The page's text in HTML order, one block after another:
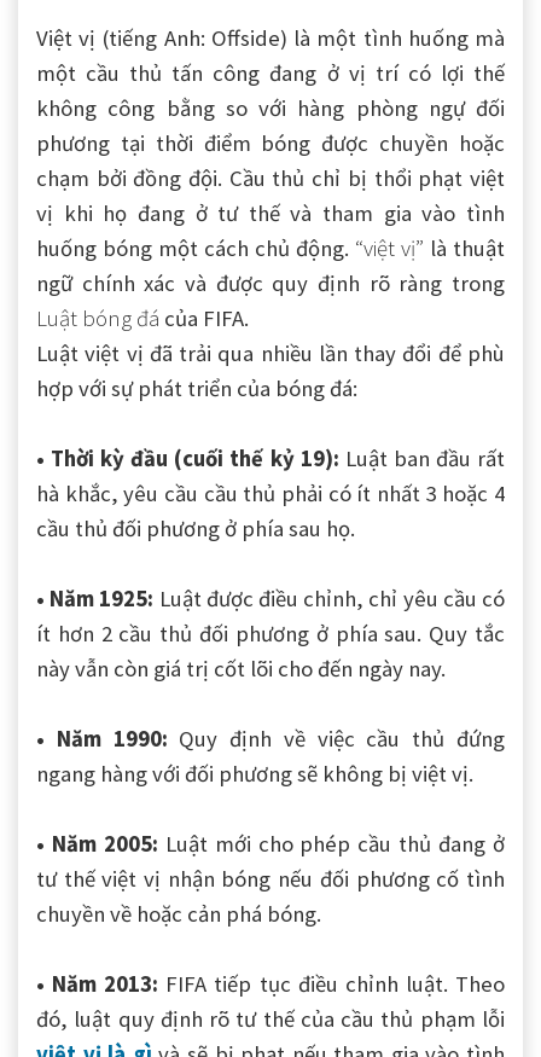
Việt vị (tiếng Anh: Offside) là một tình huống mà
một cầu thủ tấn công đang ở vị trí có lợi thế
không công bằng so với hàng phòng ngự đối
phương tại thời điểm bóng được chuyền hoặc
chạm bởi đồng đội. Cầu thủ chỉ bị thổi phạt việt
vị khi họ đang ở tư thế và tham gia vào tình
huống bóng một cách chủ động. “việt vị” là thuật
ngữ chính xác và được quy định rõ ràng trong
Luật bóng đá của FIFA.
Luật việt vị đã trải qua nhiều lần thay đổi để phù
hợp với sự phát triển của bóng đá:
• Thời kỳ đầu (cuối thế kỷ 19): Luật ban đầu rất
hà khắc, yêu cầu cầu thủ phải có ít nhất 3 hoặc 4
cầu thủ đối phương ở phía sau họ.
• Năm 1925: Luật được điều chỉnh, chỉ yêu cầu có
ít hơn 2 cầu thủ đối phương ở phía sau. Quy tắc
này vẫn còn giá trị cốt lõi cho đến ngày nay.
• Năm 1990: Quy định về việc cầu thủ đứng
ngang hàng với đối phương sẽ không bị việt vị.
• Năm 2005: Luật mới cho phép cầu thủ đang ở
tư thế việt vị nhận bóng nếu đối phương cố tình
chuyền về hoặc cản phá bóng.
• Năm 2013: FIFA tiếp tục điều chỉnh luật. Theo
đó, luật quy định rõ tư thế của cầu thủ phạm lỗi